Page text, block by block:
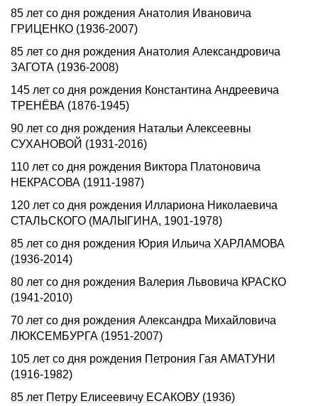
85 лет со дня рождения Анатолия Ивановича
ГРИЦЕНКО (1936-2007)
85 лет со дня рождения Анатолия Александровича
ЗАГОТА (1936-2008)
145 лет со дня pождения Константина Андpеевича
ТРЕHЁВА (1876-1945)
90 лет со дня рождения Натальи Алексеевны
СУХАHОВОЙ (1931-2016)
110 лет со дня рождения Виктора Платоновича
НЕКРАСОВА (1911-1987)
120 лет со дня рождения Иллариона Николаевича
СТАЛЬСКОГО (МАЛЫГИНА, 1901-1978)
85 лет со дня рождения Юрия Ильича ХАРЛАМОВА
(1936-2014)
80 лет со дня рождения Валерия Львовича КРАСКО
(1941-2010)
70 лет со дня рождения Александра Михайловича
ЛЮКСЕМБУРГА (1951-2007)
105 лет со дня рождения Петpония Гая АМАТУHИ
(1916-1982)
85 лет Петру Елисеевичу ЕСАКОВУ (1936)